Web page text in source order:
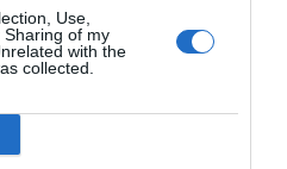
Use,
of my
with the
collected.